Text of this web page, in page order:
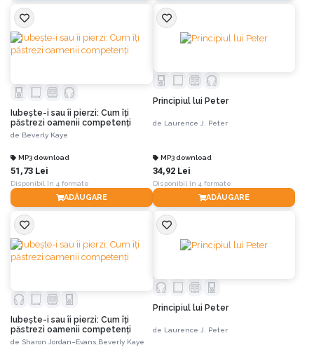
Iubeşte-i sau îi pierzi: Cum îți
păstrezi oamenii competenți
de Beverly Kaye
MP3 download
51,73 Lei
Disponibil în 4 formate
ADĂUGARE
Principiul lui Peter
de Laurence J. Peter
MP3 download
34,92 Lei
Disponibil în 4 formate
ADĂUGARE
Iubeşte-i sau îi pierzi: Cum îţi
păstrezi oamenii competenţi
de Sharon Jordan–Evans, Beverly Kaye
Principiul lui Peter
de Laurence J. Peter